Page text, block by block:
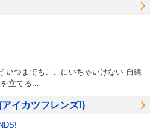
いつまでもここにいちゃいけない 自縄
立てる...
イカツフレンズ!)